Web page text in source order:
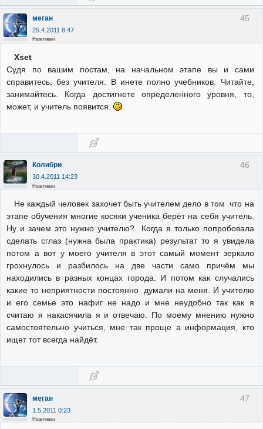
45
меган
25.4.2011 8:47
Неактивен
Xset
Судя по вашим постам, на начальном этапе вы и сами
справитесь, без учителя. В инете полно учебников. Читайте,
занимайтесь. Когда достигнете определенного уровня, то,
может, и учитель появится.
46
Колибри
30.4.2011 14:23
Неактивен
Не каждый человек захочет быть учителем дело в том что на
этапе обучения многие косяки ученика берёт на себя учитель.
Ну и зачем это нужно учителю? Когда я только попробовала
сделать сглаз (нужна была практика) результат то я увидела
потом а вот у моего учителя в этот самый момент зеркало
грохнулось и разбилось на две части само причём мы
находились в разных концах города. И потом как случались
какие то неприятности постоянно думали на меня. И учителю
и его семье это нафиг не надо и мне неудобно так как я
считаю я накасячила я и отвечаю. По моему мнению нужно
самостоятельно учиться, мне так проще а информация, кто
ищет тот всегда найдёт.
47
меган
1.5.2011 0:23
Неактивен